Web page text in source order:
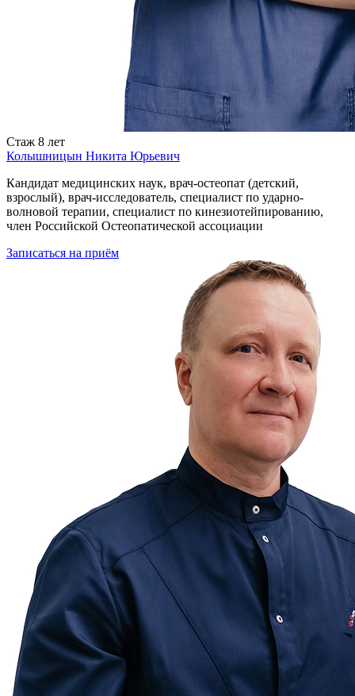
Стаж 8 лет
Колышницын Никита Юрьевич
Кандидат медицинских наук, врач-остеопат (детский,
взрослый), врач-исследователь, специалист по ударно-
волновой терапии, специалист по кинезиотейпированию,
член Российской Остеопатической ассоциации
Записаться на приём